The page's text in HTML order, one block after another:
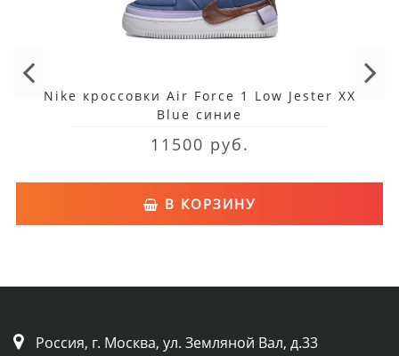
Nike кроссовки Air Force 1 Low Jester XX
Blue синие
11500 руб.
В КОРЗИНУ
Россия, г. Москва, ул. Земляной Вал, д.33